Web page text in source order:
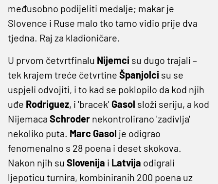
međusobno podijeliti medalje; makar je
Slovence i Ruse malo tko tamo vidio prije dva
tjedna. Raj za kladioničare.
U prvom četvrtfinalu Nijemci su dugo trajali –
tek krajem treće četvrtine Španjolci su se
uspjeli odvojiti, i to kad se poklopilo da kod njih
uđe Rodriguez, i 'bracek' Gasol složi seriju, a kod
Nijemaca Schroder nekontrolirano 'zadivlja'
nekoliko puta. Marc Gasol je odigrao
fenomenalno s 28 poena i deset skokova.
Nakon njih su Slovenija i Latvija odigrali
ljepoticu turnira, kombiniranih 200 poena uz